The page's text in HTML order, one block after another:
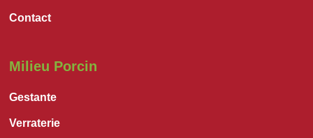
Contact
Milieu Porcin
Gestante
Verraterie